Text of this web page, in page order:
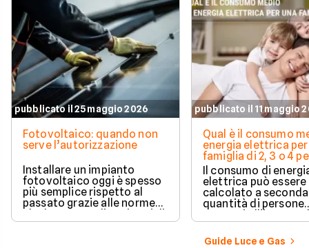
pubblicato il 25 maggio 2026
Fotovoltaico: quando non
serve l’autorizzazione
Installare un impianto
fotovoltaico oggi è spesso
più semplice rispetto al
passato grazie alle norme
edilizia libera.
pubblicato il 11 maggio
Qual è il consumo
energia elettrica per
famiglia di 2, 3 o 4
Il consumo di
elettrica può essere
calcolato a
quantità di persone
determinato
numerosi i fattori
Guide Luce e Gas